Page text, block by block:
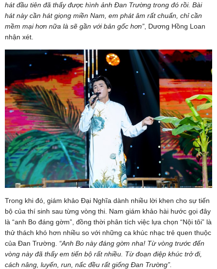
hát đầu tiên đã thấy được hình ảnh Đan Trường trong đó rồi. Bài
hát này cần hát giọng miền Nam, em phát âm rất chuẩn, chỉ cần
mềm mại hơn nữa là sẽ gần với bản gốc hơn” , Dương Hồng Loan
nhận xét.
Trong khi đó, giám khảo Đại Nghĩa dành nhiều lời khen cho sự tiến
bộ của thí sinh sau từng vòng thi. Nam giám khảo hài hước gọi đây
là “anh Bo đáng gờm”, đồng thời phân tích việc lựa chọn “Nội tôi” là
thử thách khó hơn nhiều so với những ca khúc nhạc trẻ quen thuộc
của Đan Trường. “Anh Bo này đáng gờm nha! Từ vòng trước đến
vòng này đã thấy em tiến bộ rất nhiều. Từ đoạn điệp khúc trở đi,
cách nâng, luyến, run, nấc đều rất giống Đan Trường”.